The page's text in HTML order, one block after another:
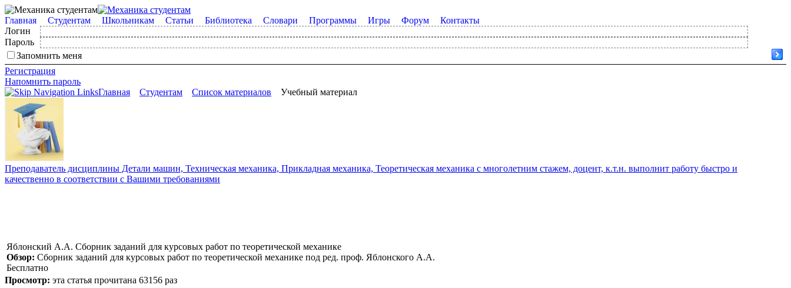
Главная Студентам Школьникам Статьи Библиотека Словари Программы Игры Форум
Контакты
Логин
Пароль
Запомнить меня
Регистрация
Напомнить пароль
Главная
Студентам Список материалов Учебный материал
Преподаватель дисциплины Детали машин, Техническая механика, Прикладная механика, Теоретическая механика с многолетним стажем, доцент, к.т.н. выполнит работу быстро и
качественно в соответствии с Вашими требованиями
Яблонский А.А. Сборник заданий для курсовых работ по теоретической механике
Обзор: Сборник заданий для курсовых работ по теоретической механике под ред. проф. Яблонского А.А.
Бесплатно
Просмотр: эта статья прочитана 63156 раз